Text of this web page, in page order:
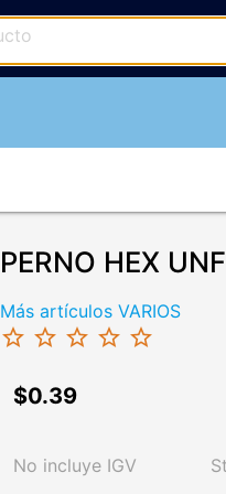
PERNO HEX
Más artículos VARIOS
star_border star_border star_border star_border star_border
$0.39
No incluye IGV